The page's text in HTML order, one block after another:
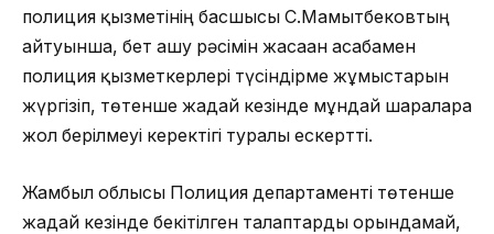
полиция қызметінің басшысы С.Мамытбековтың
айтуынша, бет ашу рәсімін жасаған асабамен
полиция қызметкерлері түсіндірме жұмыстарын
жүргізіп, төтенше жағдай кезінде мұндай шараларға
жол берілмеуі керектігі туралы ескертті.
Жамбыл облысы Полиция департаменті төтенше
жағдай кезінде бекітілген талаптарды орындамай,